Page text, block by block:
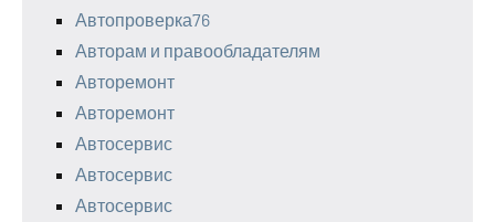
Автопроверка76
Авторам и правообладателям
Авторемонт
Авторемонт
Автосервис
Автосервис
Автосервис